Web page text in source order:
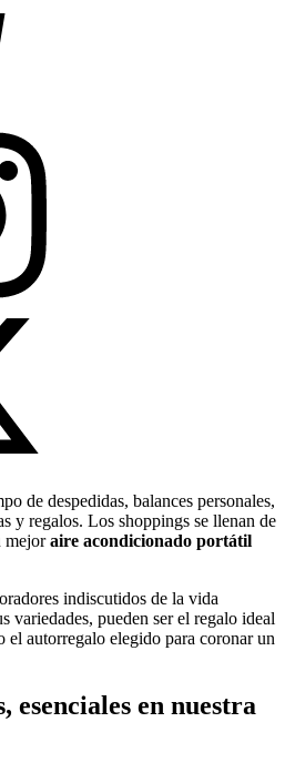
de despedidas, balances personales,
y regalos. Los shoppings se llenan de
mejoraire acondicionado portátil
indiscutidos de la vida
variedades, pueden ser el regalo ideal
el autorregalo elegido para coronar un
esenciales en nuestra